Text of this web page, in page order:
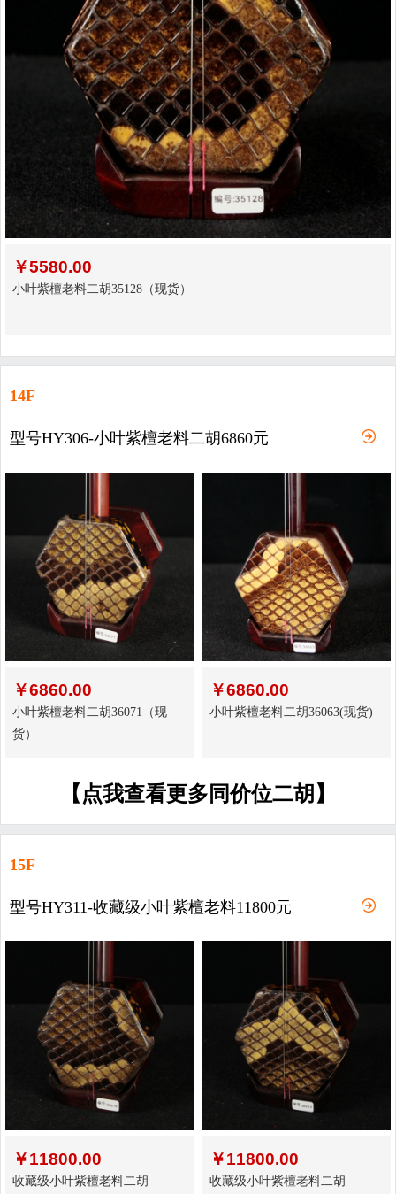
￥5580.00
小叶紫檀老料二胡35128（现货）
14F
型号HY306-小叶紫檀老料二胡6860元
￥6860.00
小叶紫檀老料二胡36071（现
货）
￥6860.00
小叶紫檀老料二胡36063(现货)
【点我查看更多同价位二胡】
15F
型号HY311-收藏级小叶紫檀老料11800元
￥11800.00
收藏级小叶紫檀老料二胡
￥11800.00
收藏级小叶紫檀老料二胡